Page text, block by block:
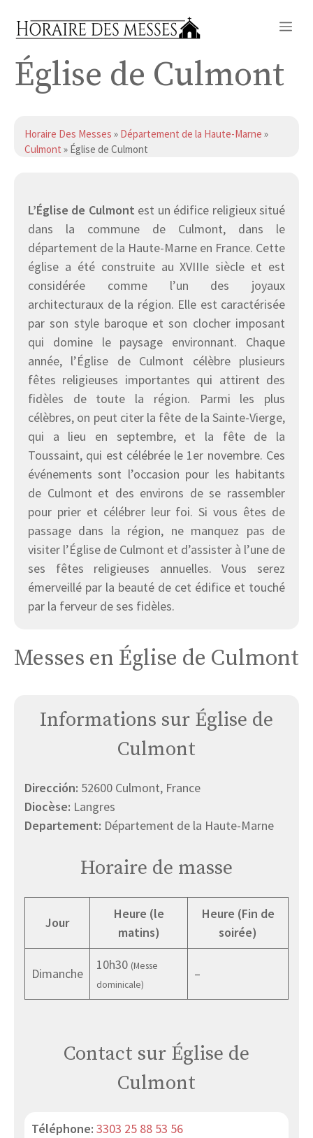
Église de Culmont
Horaire Des Messes » Département de la Haute-Marne »
Culmont » Église de Culmont
L’Église de Culmont est un édifice religieux situé
dans la commune de Culmont, dans le
département de la Haute-Marne en France. Cette
église a été construite au XVIIIe siècle et est
considérée comme l’un des joyaux
architecturaux de la région. Elle est caractérisée
par son style baroque et son clocher imposant
qui domine le paysage environnant. Chaque
année, l’Église de Culmont célèbre plusieurs
fêtes religieuses importantes qui attirent des
fidèles de toute la région. Parmi les plus
célèbres, on peut citer la fête de la Sainte-Vierge,
qui a lieu en septembre, et la fête de la
Toussaint, qui est célébrée le 1er novembre. Ces
événements sont l’occasion pour les habitants
de Culmont et des environs de se rassembler
pour prier et célébrer leur foi. Si vous êtes de
passage dans la région, ne manquez pas de
visiter l’Église de Culmont et d’assister à l’une de
ses fêtes religieuses annuelles. Vous serez
émerveillé par la beauté de cet édifice et touché
par la ferveur de ses fidèles.
Messes en Église de Culmont
Informations sur Église de
Culmont
Dirección: 52600 Culmont, France
Diocèse: Langres
Departement: Département de la Haute-Marne
Horaire de masse
Jour
Heure (le
matins)
Heure (Fin de
soirée)
Dimanche
10h30 (Messe
dominicale)
–
Contact sur Église de
Culmont
Téléphone: 3303 25 88 53 56